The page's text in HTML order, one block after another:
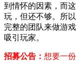
到情怀的因素，而
玩，但还不够。所
完整的团队来做游
吸引玩家。
招募公告： 想要一